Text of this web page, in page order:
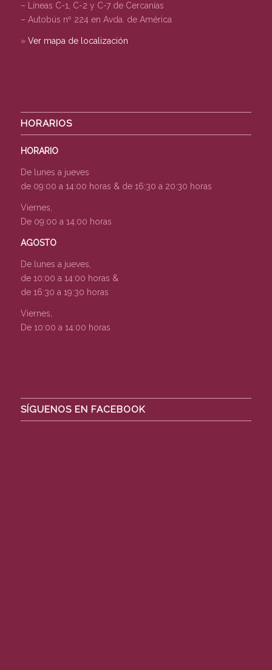
– Líneas C-1, C-2 y C-7 de Cercanías
– Autobús nº 224 en Avda. de América
» Ver mapa de localización
HORARIOS
HORARIO
De lunes a jueves
de 09:00 a 14:00 horas & de 16:30 a 20:30 horas
Viernes,
De 09:00 a 14:00 horas
AGOSTO
De lunes a jueves,
de 10:00 a 14:00 horas &
de 16:30 a 19:30 horas
Viernes,
De 10:00 a 14:00 horas
SÍGUENOS EN FACEBOOK